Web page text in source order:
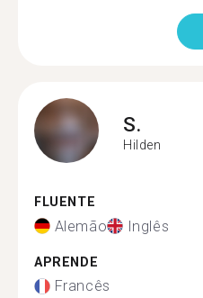
S.
Hilden
FLUENTE
Alemão Inglês
APRENDE
Francês